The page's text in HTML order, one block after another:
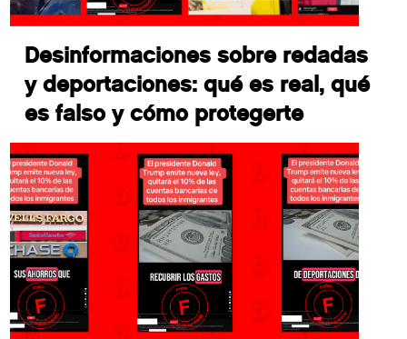
Desinformaciones sobre redadas
y deportaciones: qué es real, qué
es falso y cómo protegerte